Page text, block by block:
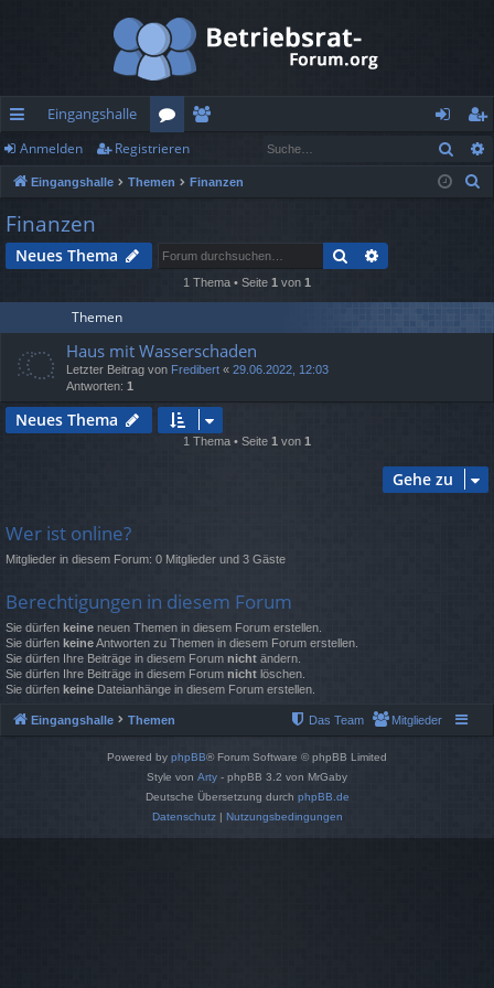
ch
ne
llz
ug
f
Eingangshalle
or
en
lie
r
n
m
eg
ist
Anmelden Registrieren
Eingangshalle Themen Finanzen
Finanzen
Neues Thema Suche
1 Thema • Seite 1 von 1
Themen
Haus mit Wasserschaden
Letzter Beitrag von Fredibert « 29.06.2022, 12:03
Antworten: 1
Neues Thema
1 Thema • Seite 1 von 1
Gehe zu
Wer ist online?
Mitglieder in diesem Forum: 0 Mitglieder und 3 Gäste
Berechtigungen in diesem Forum
Sie dürfen keine neuen Themen in diesem Forum erstellen.
Sie dürfen keineAntworten zu Themen in diesem Forum erstellen.
Sie dürfen Ihre Beiträge in diesem Forum nicht ändern.
Sie dürfen Ihre Beiträge in diesem Forum nicht löschen.
Sie dürfen keine Dateianhänge in diesem Forum erstellen.
Eingangshalle Themen Mitglieder
Das Team
Powered by phpBB® Forum Software © phpBB Limited
Style von Arty - phpBB 3.2 von MrGaby
Deutsche Übersetzung durch phpBB.de
Datenschutz| Nutzungsbedingungen